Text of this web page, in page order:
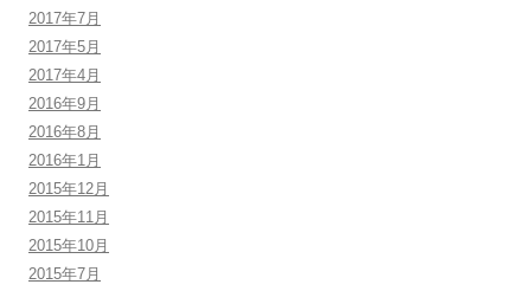
2017年7月
2017年5月
2017年4月
2016年9月
2016年8月
2016年1月
2015年12月
2015年11月
2015年10月
2015年7月